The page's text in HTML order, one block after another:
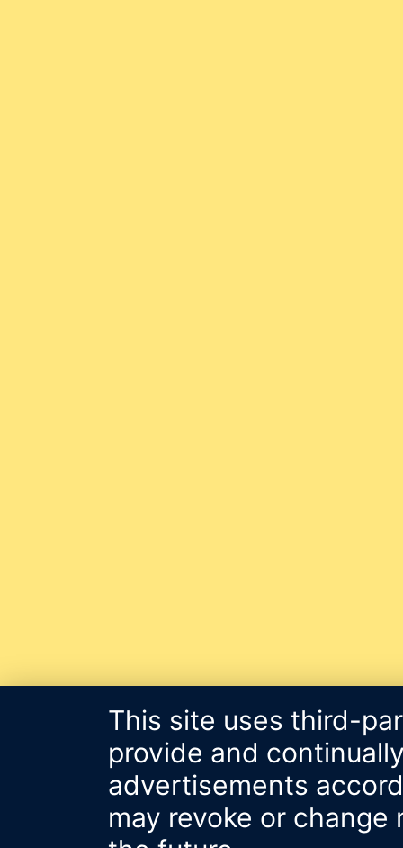
This site uses third-
provide and
advertisements
may revoke or